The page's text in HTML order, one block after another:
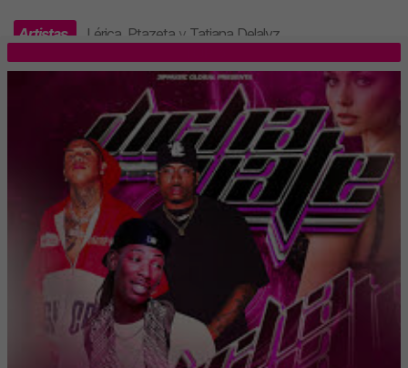
Artistas Lérica Ptazeta y Tatiana Delalvz